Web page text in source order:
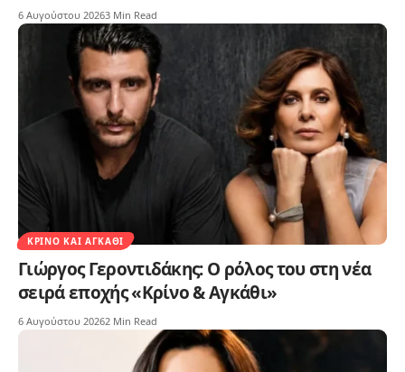
6 Αυγούστου 20263 Min Read
ΚΡΊΝΟ ΚΑΙ ΑΓΚΆΘΙ
Γιώργος Γεροντιδάκης: Ο ρόλος του στη νέα
σειρά εποχής «Κρίνο & Αγκάθι»
6 Αυγούστου 20262 Min Read